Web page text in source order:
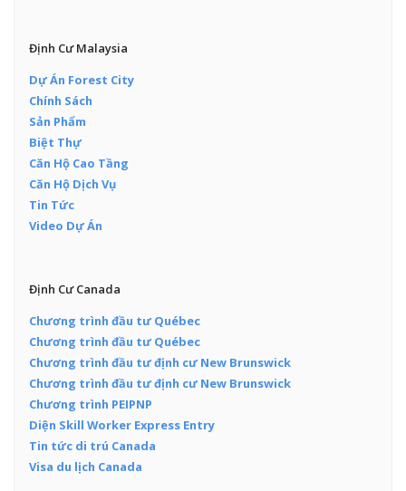
Định Cư Malaysia
Dự Án Forest City
Chính Sách
Sản Phẩm
Biệt Thự
Căn Hộ Cao Tầng
Căn Hộ Dịch Vụ
Tin Tức
Video Dự Án
Định Cư Canada
Chương trình đầu tư Québec
Chương trình đầu tư Québec
Chương trình đầu tư định cư New Brunswick
Chương trình đầu tư định cư New Brunswick
Chương trình PEIPNP
Diện Skill Worker Express Entry
Tin tức di trú Canada
Visa du lịch Canada